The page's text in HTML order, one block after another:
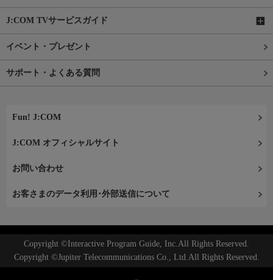
J:COM TVサービスガイド
イベント・プレゼント
サポート・よくある質問
Fun! J:COM
J:COM オフィシャルサイト
お問い合わせ
お客さまのデータ利用･外部送信について
Copyright ©Interactive Program Guide, Inc.All Rights Reserved.
Copyright ©Jupiter Telecommunications Co., Ltd.All Rights Reserved.